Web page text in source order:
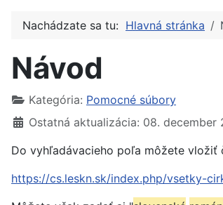
Nachádzate sa tu: Hlavná stránka
Návod
Kategória: Pomocné súbory
Ostatná aktualizácia: 08. december
Do vyhľadávacieho poľa môžete vložiť
https://cs.leskn.sk/index.php/vsetky-